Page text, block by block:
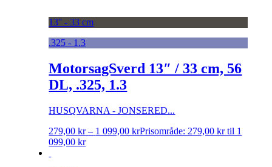
13'' - 33 cm
.325 - 1.3
MotorsagSverd 13″ / 33 cm, 56
DL, .325, 1.3
HUSQVARNA - JONSERED...
279,00kr – 1 099,00krPrisområde: 279,00 kr til 1
099,00 kr